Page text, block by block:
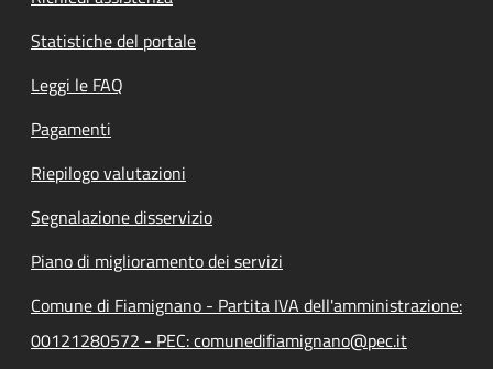
Statistiche del portale
Leggi le FAQ
Pagamenti
Riepilogo valutazioni
Segnalazione disservizio
Piano di miglioramento dei servizi
Comune di Fiamignano - Partita IVA dell'amministrazione:
00121280572 - PEC: comunedifiamignano@pec.it